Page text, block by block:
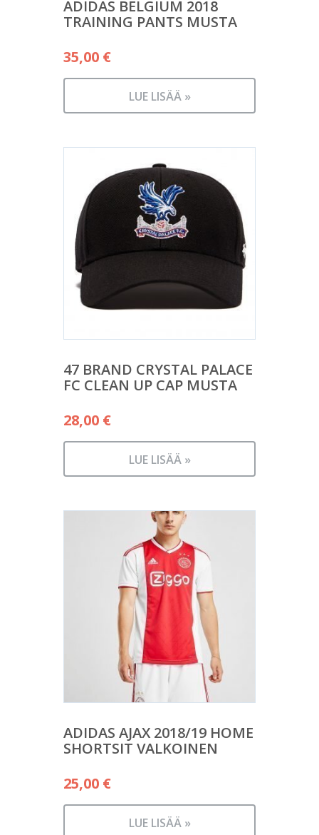
ADIDAS BELGIUM 2018
TRAINING PANTS MUSTA
35,00 €
LUE LISÄÄ »
47 BRAND CRYSTAL PALACE
FC CLEAN UP CAP MUSTA
28,00 €
LUE LISÄÄ »
ADIDAS AJAX 2018/19 HOME
SHORTSIT VALKOINEN
25,00 €
LUE LISÄÄ »